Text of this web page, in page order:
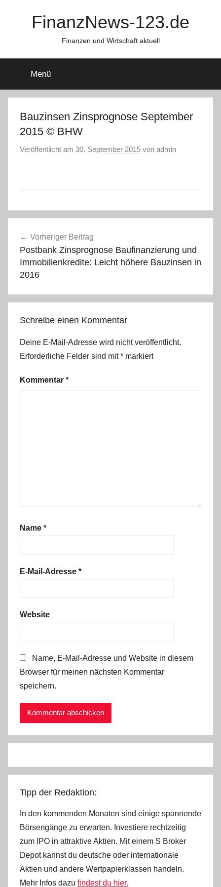
FinanzNews-123.de
Finanzen und Wirtschaft aktuell
Menü
Bauzinsen Zinsprognose September
2015 © BHW
Veröffentlicht am 30. September 2015 von admin
Vorheriger Beitrag
Postbank Zinsprognose Baufinanzierung und
Immobilienkredite: Leicht höhere Bauzinsen in
2016
Schreibe einen Kommentar
Deine E-Mail-Adresse wird nicht veröffentlicht.
Erforderliche Felder sind mit* markiert
Kommentar *
Name *
E-Mail-Adresse *
Website
Name, E-Mail-Adresse und Website in diesem
Browser für meinen nächsten Kommentar
speichern.
Tipp der Redaktion:
In den kommenden Monaten sind einige spannende
Börsengänge zu erwarten. Investiere rechtzeitig
zum IPO in attraktive Aktien. Mit einem S Broker
Depot kannst du deutsche oder internationale
Aktien und andere Wertpapierklassen handeln.
Mehr Infos dazu findest du hier.